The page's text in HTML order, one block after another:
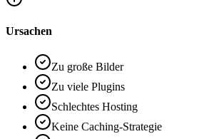
Ursachen
Zu große Bilder
Zu viele Plugins
Schlechtes Hosting
Keine Caching-Strategie